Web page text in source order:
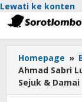
Lewati ke konten
Homepage »
Ahmad Sabri
Sejuk & Damai